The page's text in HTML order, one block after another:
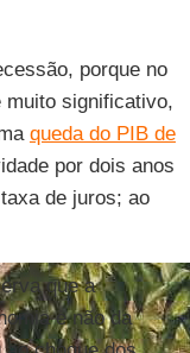
porque no
muito significativo,
queda do PIB de
por dois anos
de juros; ao
que a
e não da